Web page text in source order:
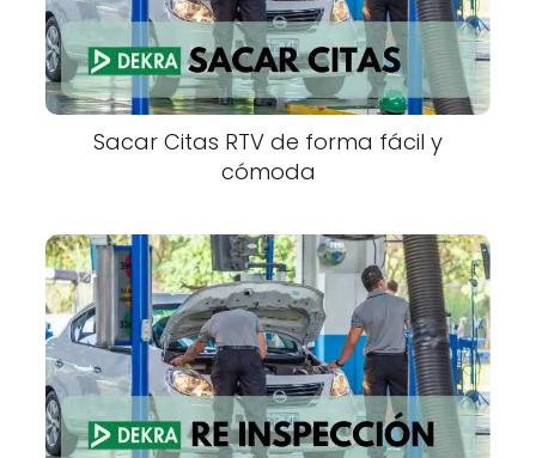
Sacar Citas RTV de forma fácil y
cómoda